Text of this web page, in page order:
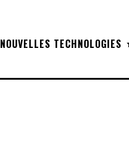
NOUVELLES TECHNOLOGIES